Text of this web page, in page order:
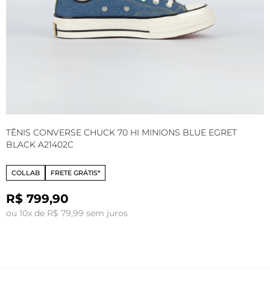
TÊNIS CONVERSE CHUCK 70 HI MINIONS BLUE EGRET
BLACK A21402C
COLLAB FRETE GRÁTIS*
R$ 799,90
ou 10x de R$ 79,99 sem juros